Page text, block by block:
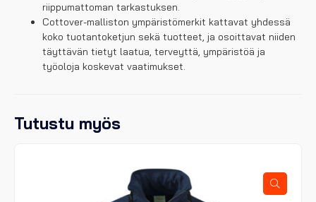
riippumattoman tarkastuksen.
Cottover-malliston ympäristömerkit kattavat yhdessä
koko tuotantoketjun sekä tuotteet, ja osoittavat niiden
täyttävän tietyt laatua, terveyttä, ympäristöä ja
työoloja koskevat vaatimukset.
Tutustu myös